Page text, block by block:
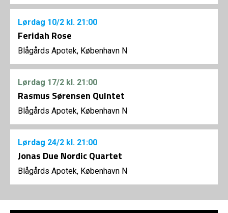
Lørdag 10/2 kl. 21:00
Feridah Rose
Blågårds Apotek, København N
Lørdag 17/2 kl. 21:00
Rasmus Sørensen Quintet
Blågårds Apotek, København N
Lørdag 24/2 kl. 21:00
Jonas Due Nordic Quartet
Blågårds Apotek, København N